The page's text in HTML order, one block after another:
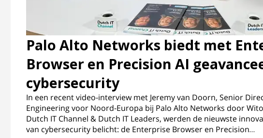
Palo Alto Networks biedt met
Browser en Precision AI
cybersecurity
In een recent video-interview met Jeremy van Doorn, Senior
Engineering voor Noord-Europa bij Palo Alto Networks door
Dutch IT Channel & Dutch IT Leaders, werden de nieuwste
van cybersecurity belicht: de Enterprise Browser en Precision…